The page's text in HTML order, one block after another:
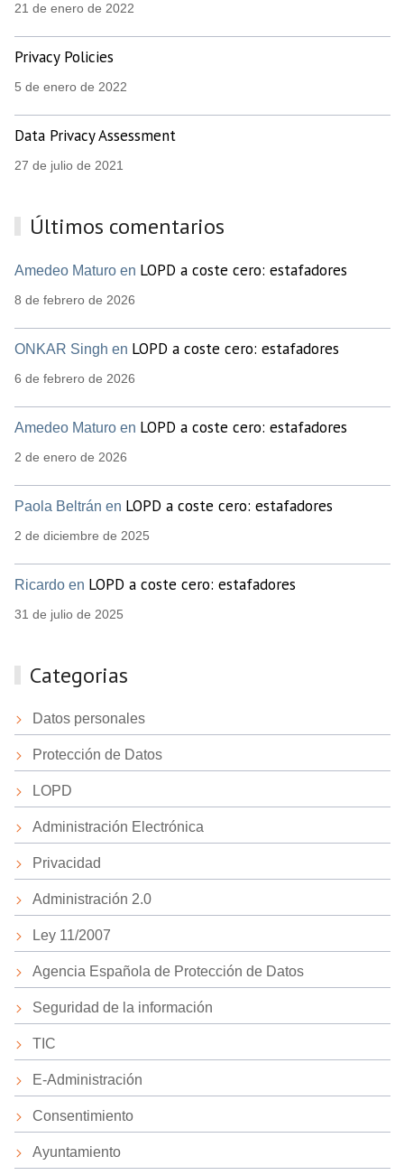
21 de enero de 2022
Privacy Policies
5 de enero de 2022
Data Privacy Assessment
27 de julio de 2021
Últimos comentarios
Amedeo Maturo en LOPD a coste cero: estafadores
8 de febrero de 2026
ONKAR Singh en LOPD a coste cero: estafadores
6 de febrero de 2026
Amedeo Maturo en LOPD a coste cero: estafadores
2 de enero de 2026
Paola Beltrán en LOPD a coste cero: estafadores
2 de diciembre de 2025
Ricardo en LOPD a coste cero: estafadores
31 de julio de 2025
Categorias
Datos personales
Protección de Datos
LOPD
Administración Electrónica
Privacidad
Administración 2.0
Ley 11/2007
Agencia Española de Protección de Datos
Seguridad de la información
TIC
E-Administración
Consentimiento
Ayuntamiento